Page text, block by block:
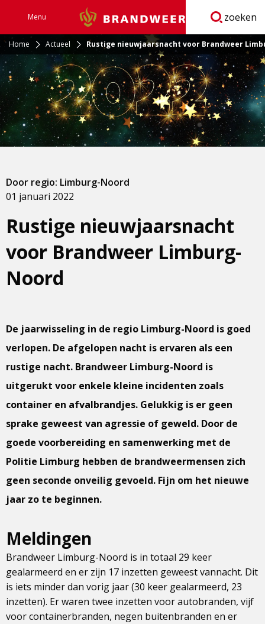
Menu Brandweer zoeken
Home Actueel Rustige nieuwjaarsnacht voor Brandweer
Rustige nieuwjaarsnacht
voor Brandweer Limburg-
Noord
01 januari 2022
Door regio: Limburg-Noord
De jaarwisseling in de regio Limburg-Noord is goed
verlopen. De afgelopen nacht is ervaren als een
rustige nacht. Brandweer Limburg-Noord is
uitgerukt voor enkele kleine incidenten zoals
container en afvalbrandjes. Gelukkig is er geen
sprake geweest van agressie of geweld. Door de
goede voorbereiding en samenwerking met de
Politie Limburg hebben de brandweermensen zich
geen seconde onveilig gevoeld. Fijn om het nieuwe
jaar zo te beginnen.
Meldingen
Brandweer Limburg-Noord is in totaal 29 keer
gealarmeerd en er zijn 17 inzetten geweest vannacht. Dit
is iets minder dan vorig jaar (30 keer gealarmeerd, 23
inzetten). Er waren twee inzetten voor autobranden, vijf
voor containerbranden, negen buitenbranden en er